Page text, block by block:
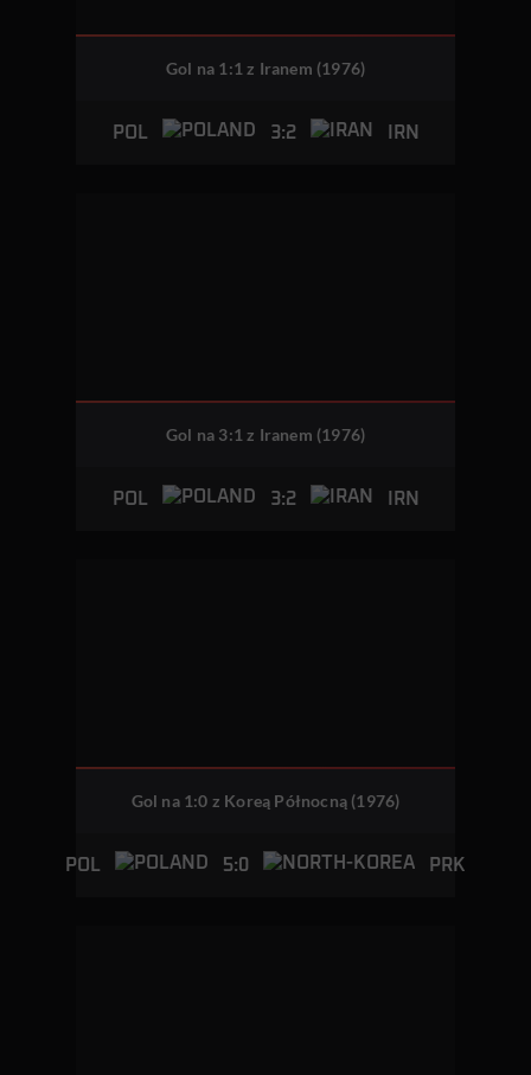
Gol na 1:1 z Iranem (1976)
POL 3:2 IRN
Gol na 3:1 z Iranem (1976)
POL 3:2 IRN
Gol na 1:0 z Koreą Północną (1976)
POL 5:0 PRK